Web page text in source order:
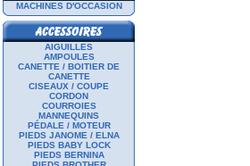
MACHINES D'OCCASION
AIGUILLES
AMPOULES
CANETTE / BOITIER DE
CANETTE
CISEAUX / COUPE
CORDON
COURROIES
MANNEQUINS
PÉDALE / MOTEUR
PIEDS JANOME / ELNA
PIEDS BABY LOCK
PIEDS BERNINA